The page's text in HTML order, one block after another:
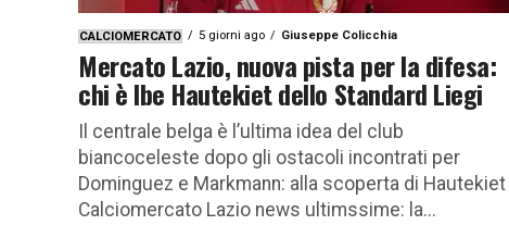
CALCIOMERCATO 5 giorni ago Giuseppe Colicchia
Mercato Lazio, nuova pista per la difesa:
chi è Ibe Hautekiet dello Standard Liegi
Il centrale belga è l’ultima idea del club
biancoceleste dopo gli ostacoli incontrati per
Dominguez e Markmann: alla scoperta di Hautekiet
Calciomercato Lazio news ultimssime: la...